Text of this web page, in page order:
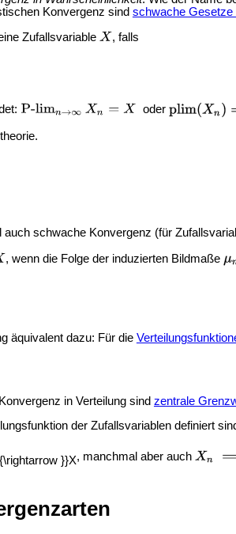
Konvergenz sind schwache Gesetze
Zufallsvariable , falls
oder
auch schwache Konvergenz (für
, wenn die Folge der induzierten Bildmaße
äquivalent dazu: Für die
in Verteilung sind zentrale
der Zufallsvariablen definiert
, manchmal aber auch